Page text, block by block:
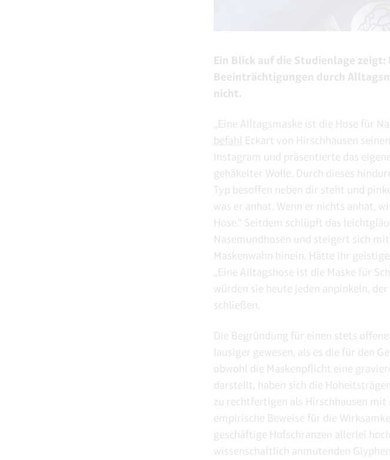
Ein Blick auf die Studienlage
Beeinträchtigungen durch
nicht.
„Eine Alltagsmaske ist die Hose für
befahl Eckart von Hirschhausen
Instagram und präsentierte das
gehäkelter Wolle. Durch dieses
Typ besoffen neben dir steht und
was er anhat. Wenn er nichts anhat,
Hose.“ Seitdem schlüpft das
Nasemundhosen und steigert sich
Maskenwahn hinein. Hätte ihr
„Eine Alltagshose ist die Maske für
würden sie heute jeden anpinkeln,
schließen.
Die Begründung für einen stets
lausiger gewesen, als es die für den
obwohl die Maskenpflicht eine
darstellt, haben sich die
zu rechtfertigen als Hirschhausen mit
empirische Beweise für die
geschäftige Hofschranzen allerlei
wissenschaftlich anmutenden